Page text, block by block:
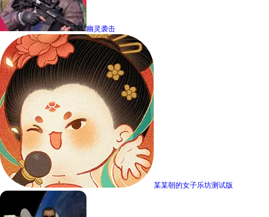
幽灵袭击
某某朝的女子乐坊测试版